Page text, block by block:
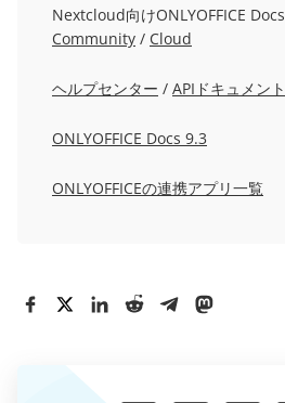
Nextcloud向けONLYOFFICE Docs
Community / Cloud
ヘルプセンター / APIドキュメント
ONLYOFFICE Docs 9.3
ONLYOFFICEの連携アプリ一覧